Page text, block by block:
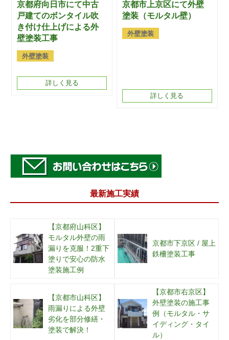
京都府向日市にて中古
戸建てのボンタイル吹
き付け仕上げによる外
壁塗装工事
外壁塗装
詳しく見る
京都市上京区にて外壁
塗装（モルタル壁）
外壁塗装
詳しく見る
最新施工実績
【京都府山科区】
モルタル外壁の雨
漏りを克服！2重下
塗りで安心の防水
塗装施工例
京都市下京区 / 屋上
鉄柵塗装工事
【京都市山科区】
雨漏りによる外壁
劣化を部分修繕・
塗装で解決！
【京都市右京区】
外壁塗装の施工事
例（モルタル・サ
イディング・タイ
ル）